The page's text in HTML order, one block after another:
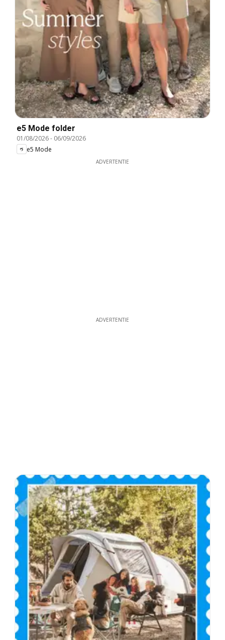
e5 Mode folder
01/08/2026- 06/09/2026
e5 Mode
ADVERTENTIE
ADVERTENTIE